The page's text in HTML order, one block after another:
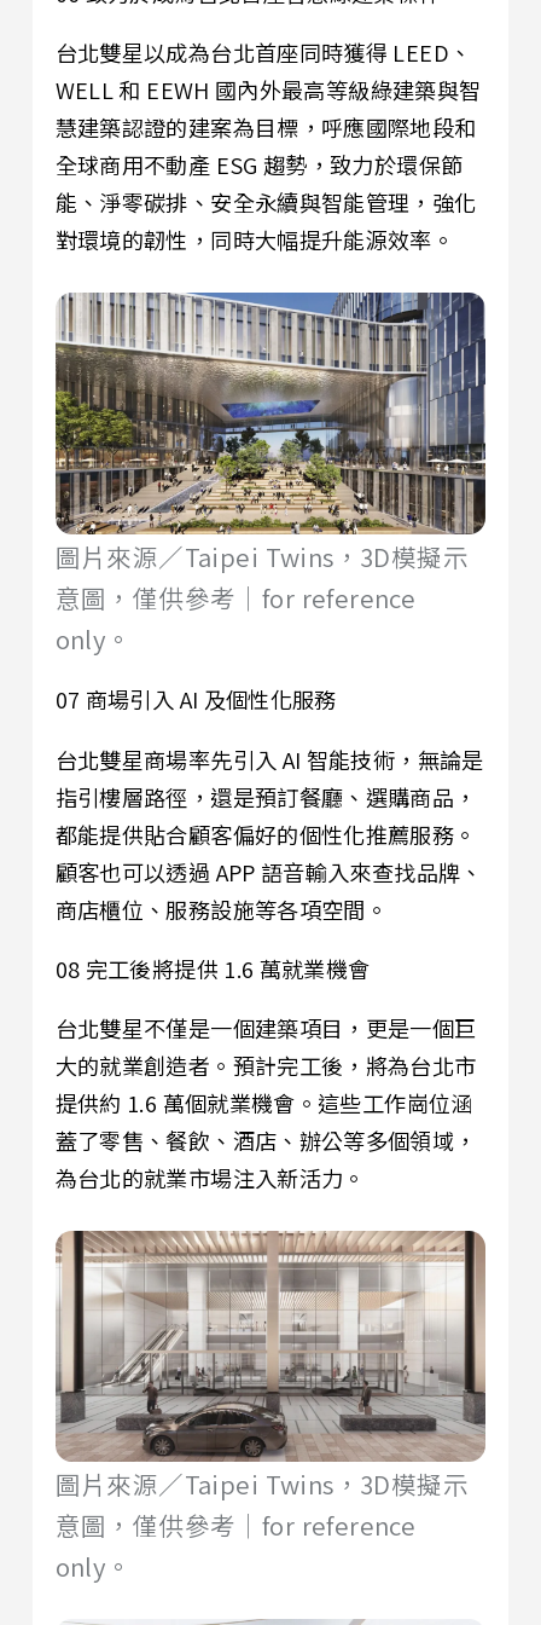
台北雙星以成為台北首座同時獲得 LEED、
WELL 和 EEWH 國內外最高等級綠建築與智
慧建築認證的建案為目標，呼應國際地段和
全球商用不動產 ESG 趨勢，致力於環保節
能、淨零碳排、安全永續與智能管理，強化
對環境的韌性，同時大幅提升能源效率。
圖片來源／Taipei Twins，3D模擬示
意圖，僅供參考｜for reference
only。
07 商場引入 AI 及個性化服務
台北雙星商場率先引入 AI 智能技術，無論是
指引樓層路徑，還是預訂餐廳、選購商品，
都能提供貼合顧客偏好的個性化推薦服務。
顧客也可以透過 APP 語音輸入來查找品牌、
商店櫃位、服務設施等各項空間。
08 完工後將提供 1.6 萬就業機會
台北雙星不僅是一個建築項目，更是一個巨
大的就業創造者。預計完工後，將為台北市
提供約 1.6 萬個就業機會。這些工作崗位涵
蓋了零售、餐飲、酒店、辦公等多個領域，
為台北的就業市場注入新活力。
圖片來源／Taipei Twins，3D模擬示
意圖，僅供參考｜for reference
only。